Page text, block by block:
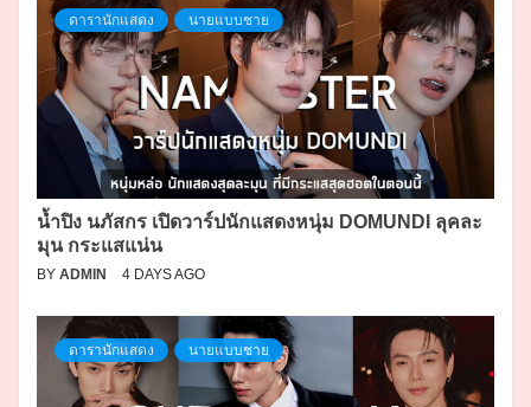
ดารานักแสดง นายแบบชาย
น้ำปิง นภัสกร เปิดวาร์ปนักแสดงหนุ่ม DOMUNDI ลุคละ
มุน กระแสแน่น
BY ADMIN 4 DAYS AGO
ดารานักแสดง นายแบบชาย